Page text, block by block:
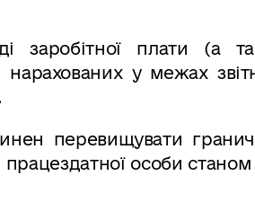
заробітної плати (а
у межах
перевищувати
особи станом